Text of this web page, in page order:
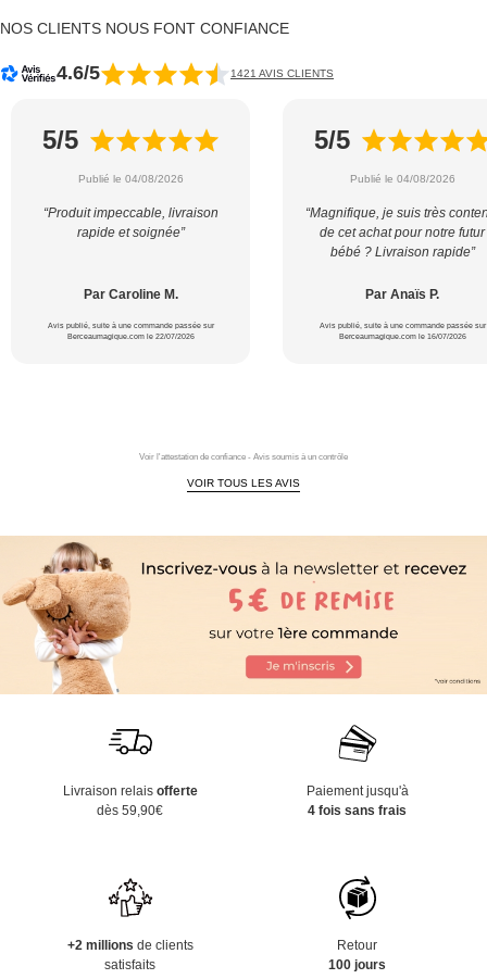
NOS CLIENTS NOUS FONT CONFIANCE
4.6/5 1421 AVIS CLIENTS
5/5
Publié le 04/08/2026
“Produit impeccable, livraison
rapide et soignée”
Par Caroline M.
Avis publié, suite à une commande passée sur
Berceaumagique.com le 22/07/2026
5/5
Publié le 04/08/2026
“Magnifique, je suis très
de cet achat pour notre futur
bébé ? Livraison rapide”
Par Anaïs P.
Avis publié, suite à une commande passée sur
Berceaumagique.com le 16/07/2026
Voir l'attestation de confiance - Avis soumis à un contrôle
VOIR TOUS LES AVIS
Livraison relais offerte
dès 59,90€
Paiement jusqu'à
4 fois sans frais
+2 millions de clients
satisfaits
Retour
100 jours